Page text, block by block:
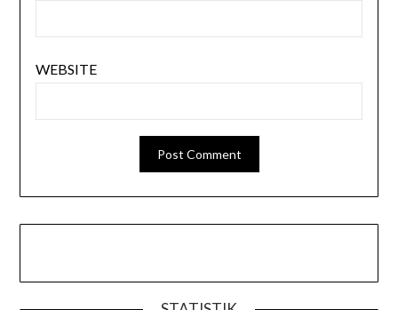
WEBSITE